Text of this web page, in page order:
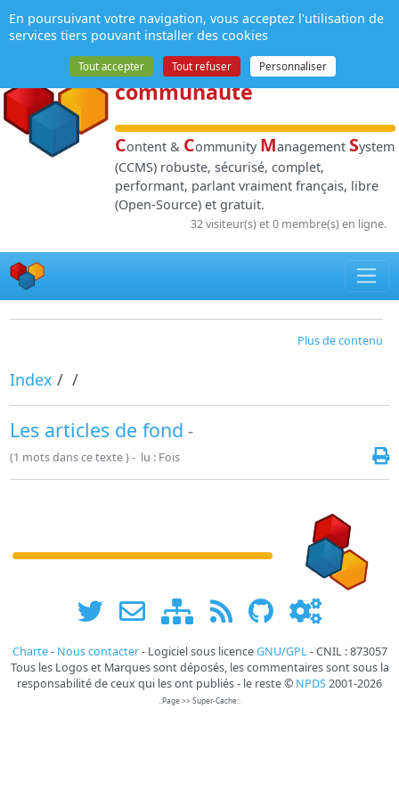
NPDS:Gestion de
contenuet de
communauté
Content & Community Management System
(CCMS) robuste, sécurisé, complet,
performant, parlant vraiment français, libre
(Open-Source) et gratuit.
32 visiteur(s) et 0 membre(s) en ligne.
Plus de contenu
Index / /
Les articles de fond -
(1 mots dans ce texte ) - lu : Fois
Charte- Nous contacter- Logiciel sous licenceGNU/GPL- CNIL : 873057
Tous les Logos et Marques sont déposés, les commentaires sont sous la
responsabilité de ceux qui les ont publiés - le reste © NPDS2001-2026
.:Page >> Super-Cache:.
Panneau de gestion des cookies
En poursuivant votre navigation, vous acceptez l'utilisation de
services tiers pouvant installer des cookies
Tout accepter Tout refuser Personnaliser